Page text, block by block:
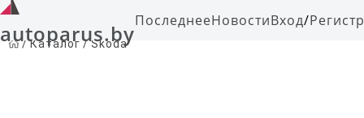
autoparus.byПоследнееНовостиВход/
/Каталог /Skoda